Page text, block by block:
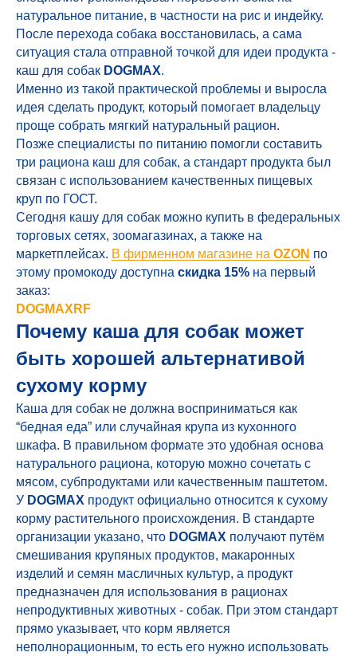
натуральное питание, в частности на рис и индейку.
После перехода собака восстановилась, а сама
ситуация стала отправной точкой для идеи продукта -
каш для собак DOGMAX.
Именно из такой практической проблемы и выросла
идея сделать продукт, который помогает владельцу
проще собрать мягкий натуральный рацион.
Позже специалисты по питанию помогли составить
три рациона каш для собак, а стандарт продукта был
связан с использованием качественных пищевых
круп по ГОСТ.
Сегодня кашу для собак можно купить в федеральных
торговых сетях, зоомагазинах, а также на
маркетплейсах. В фирменном магазине на OZON по
этому промокоду доступна скидка 15% на первый
заказ:
DOGMAXRF
Почему каша для собак может
быть хорошей альтернативой
сухому корму
Каша для собак не должна восприниматься как
“бедная еда” или случайная крупа из кухонного
шкафа. В правильном формате это удобная основа
натурального рациона, которую можно сочетать с
мясом, субпродуктами или качественным паштетом.
У DOGMAX продукт официально относится к сухому
корму растительного происхождения. В стандарте
организации указано, что DOGMAX получают путём
смешивания крупяных продуктов, макаронных
изделий и семян масличных культур, а продукт
предназначен для использования в рационах
непродуктивных животных - собак. При этом стандарт
прямо указывает, что корм является
неполнорационным, то есть его нужно использовать